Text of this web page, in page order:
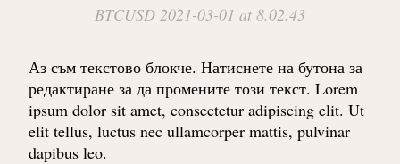
BTCUSD 2021-03-01 at 8.02.43
Аз съм текстово блокче. Натиснете на бутона за
редактиране за да промените този текст. Lorem
ipsum dolor sit amet, consectetur adipiscing elit. Ut
elit tellus, luctus nec ullamcorper mattis, pulvinar
dapibus leo.